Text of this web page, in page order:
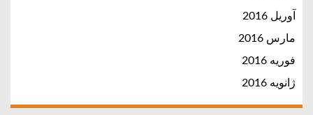
آوریل 2016
مارس 2016
فوریه 2016
ژانویه 2016